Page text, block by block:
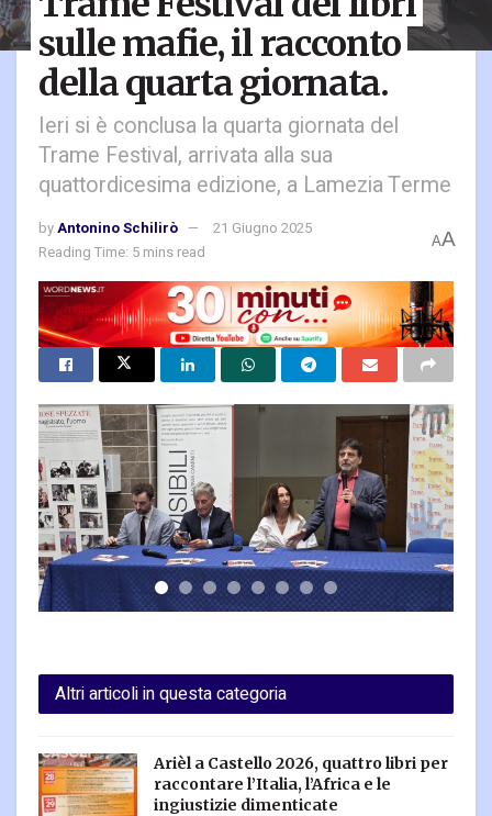
sulle mafie, il racconto
della quarta giornata.
Ieri si è conclusa la quarta giornata del
Trame Festival, arrivata alla sua
quattordicesima edizione, a Lamezia Terme
byAntonino Schilirò
21 Giugno 2025
Reading Time: 5 mins read
AA
Altri articoli in questa categoria
Arièl a Castello 2026, quattro libri per
raccontare l’Italia, l’Africa e le
ingiustizie dimenticate